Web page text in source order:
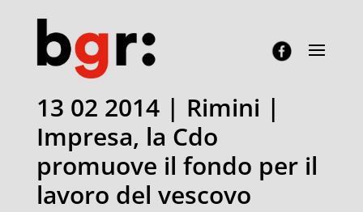
13 02 2014 | Rimini |
Impresa, la Cdo
promuove il fondo per il
lavoro del vescovo